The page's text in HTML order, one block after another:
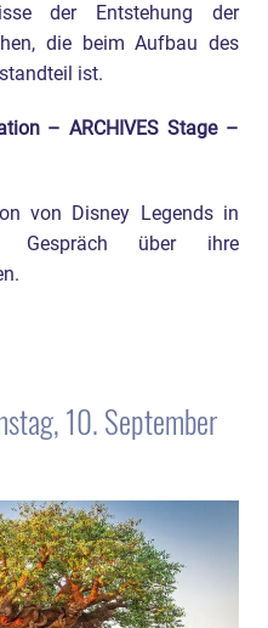
der Entstehung der
die beim Aufbau des
ist.
– ARCHIVES Stage –
von Disney Legends in
Gespräch über ihre
10. September